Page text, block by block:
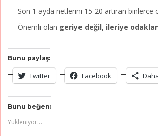
Son 1 ayda netlerini 15-20 artıran binlerce
Önemli olan geriye değil, ileriye
Bunu paylaş:
Twitter Facebook
Bunu beğen:
Yükleniyor...